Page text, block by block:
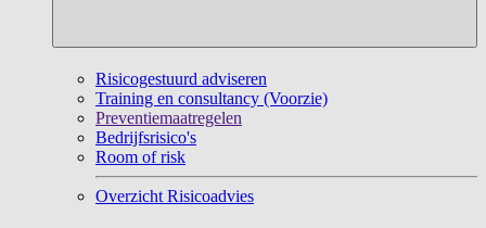
Risicogestuurd adviseren
Training en consultancy (Voorzie)
Preventiemaatregelen
Bedrijfsrisico's
Room of risk
Overzicht Risicoadvies